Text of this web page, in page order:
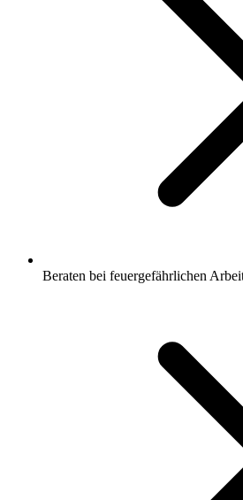
Beraten bei feuergefährlichen